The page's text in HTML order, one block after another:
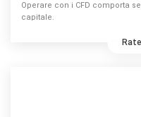
Operare con i CFD comporta
capitale.